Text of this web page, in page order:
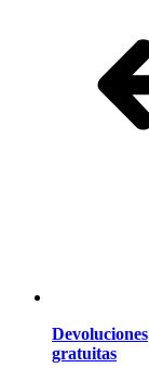
Devoluciones
gratuitas